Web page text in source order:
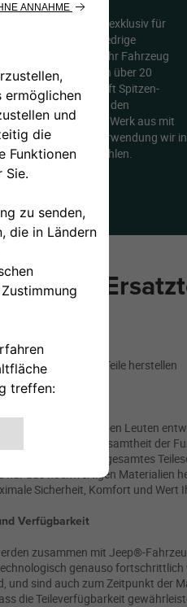
Schmierstoffen, die exklusiv für
Performance, niedrige
für Ihr Fahrzeug
30 Eigenmarken in über 20
vertreibt und verkauft Spitzen-
für den
wird von Werk aus mit
deren weitere Verwendung wir in
wärmstens empfehlen.
kann die besten Teile herstellen
werden von denselben Leuten
versteht die Gesamtheit der
gut wie wir. Unser gesamtes
aus hochwertigen Materialien
Sicherheit, Komfort und Wert
Verfügbarkeit
zusammen mit Jeep®-
genauso fortschrittlich
und sind auch zum Zeitpunkt der
die Teileverfügbarkeit